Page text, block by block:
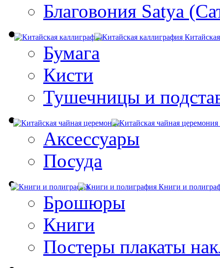
Благовония Satya
Бумага
Кисти
Тушечницы и
Аксессуары
Посуда
Книги и
Брошюры
Книги
Постеры плакаты